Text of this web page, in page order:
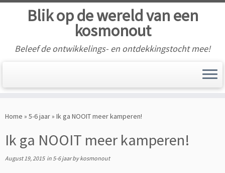
to
Blik op de wereld van een
kosmonout
Beleef de ontwikkelings- en ontdekkingstocht mee!
Home » 5-6 jaar» Ik ga NOOIT meer kamperen!
Ik ga NOOIT meer kamperen!
August 19, 2015in 5-6 jaarbykosmonout